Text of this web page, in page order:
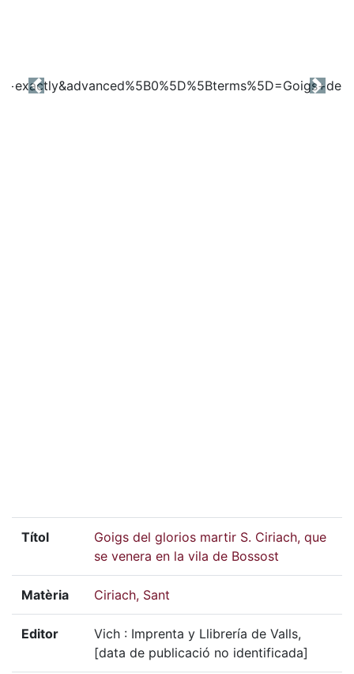
Previous Next
Títol
Goigs del glorios martir S. Ciriach, que
se venera en la vila de Bossost
Matèria Ciriach, Sant
Editor
Vich : Imprenta y Llibrería de Valls,
[data de publicació no identificada]